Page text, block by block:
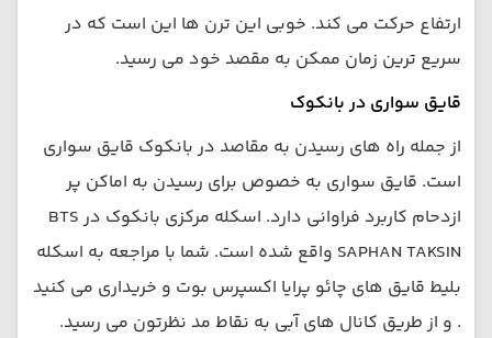
ارتفاع حرکت می کند. خوبی این ترن ها این است که در
سریع ترین زمان ممکن به مقصد خود می رسید.
قایق سواری در بانکوک
از جمله راه های رسیدن به مقاصد در بانکوک قایق سواری
است. قایق سواری به خصوص برای رسیدن به اماکن پر
ازدحام کاربرد فراوانی دارد. اسکله مرکزی بانکوک در BTS
SAPHAN TAKSIN واقع شده است. شما با مراجعه به اسکله
بلیط قایق های چائو پرایا اکسپرس بوت و خریداری می کنید
. و از طریق کانال های آبی به نقاط مد نظرتون می رسید.